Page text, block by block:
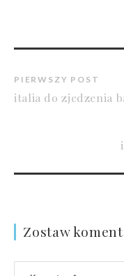
PIERWSZY POST
italia do zjedzenia
Zostaw